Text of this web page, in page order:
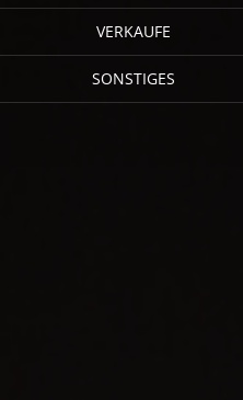
VERKAUFE
SONSTIGES